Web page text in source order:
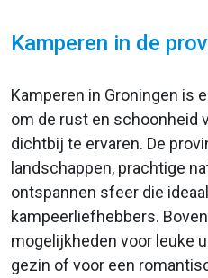
Kamperen in de
Kamperen in Groningen is
om de rust en schoonheid
dichtbij te ervaren. De
landschappen, prachtige
ontspannen sfeer die
kampeerliefhebbers.
mogelijkheden voor leuke
gezin of voor een